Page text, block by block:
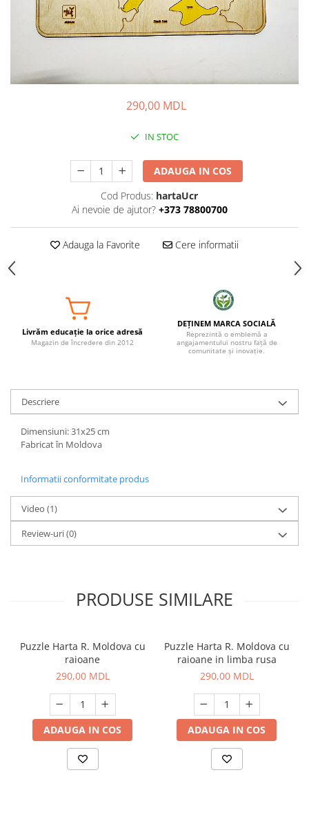
290,00 MDL
IN STOC
ADAUGA IN COS
Cod Produs: hartaUcr
Ai nevoie de ajutor? +373 78800700
Adauga la Favorite Cere informatii
Livrăm educație la orice adresă
Magazin de încredere din 2012
DEȚINEM MARCA SOCIALĂ
Reprezintă o emblemă a
angajamentului nostru față de
comunitate și inovație.
Descriere
Dimensiuni: 31x25 cm
Fabricat în Moldova
Informatii conformitate produs
Video (1)
Review-uri(0)
PRODUSE SIMILARE
Puzzle Harta R. Moldova cu
raioane
290,00 MDL
ADAUGA IN COS
Puzzle Harta R. Moldova cu
raioane in limba rusa
290,00 MDL
ADAUGA IN COS